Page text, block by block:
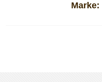
Marke: